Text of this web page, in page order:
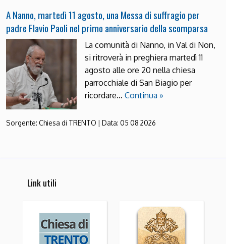
A Nanno, martedì 11 agosto, una Messa di suffragio per
padre Flavio Paoli nel primo anniversario della scomparsa
La comunità di Nanno, in Val di Non,
si ritroverà in preghiera martedì 11
agosto alle ore 20 nella chiesa
parrocchiale di San Biagio per
ricordare… Continua »
Sorgente: Chiesa di TRENTO | Data: 05 08 2026
Link utili